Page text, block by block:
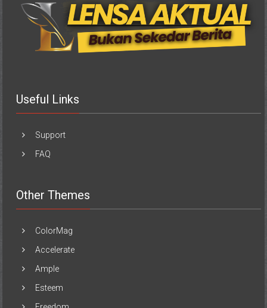
Useful Links
Support
FAQ
Other Themes
ColorMag
Accelerate
Ample
Esteem